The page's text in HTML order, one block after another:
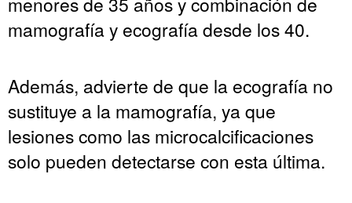
mamografía y ecografía desde los 40.
Además, advierte de que la ecografía no
sustituye a la mamografía, ya que
lesiones como las microcalcificaciones
solo pueden detectarse con esta última.